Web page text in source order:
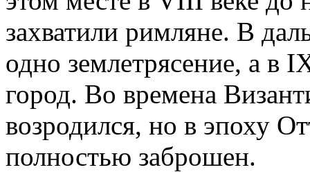
захватили римляне. В
одно землетрясение, а в
город. Во времена
возродился, но в эпоху
полностью заброшен.